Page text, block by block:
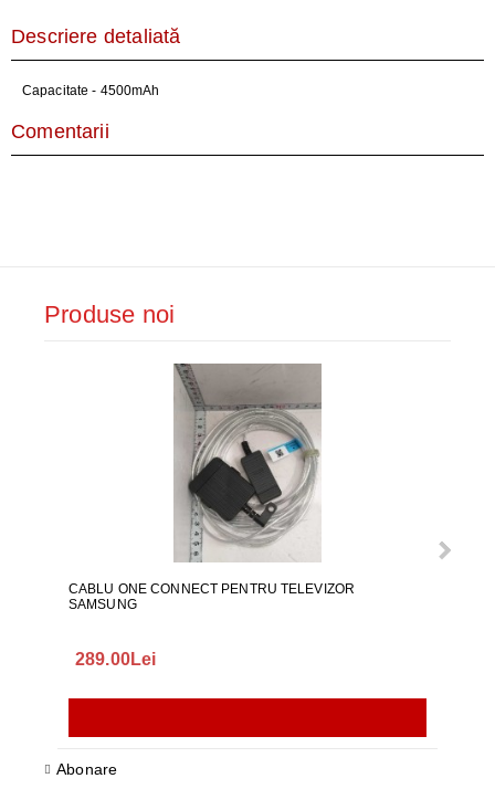
Descriere detaliată
Capacitate - 4500mAh
Comentarii
Produse noi
CABLU ONE CONNECT PENTRU TELEVIZOR
SAMSUNG
289.00Lei
Abonare